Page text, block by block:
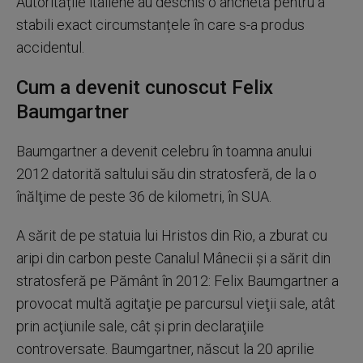
stabili exact circumstanțele în care s-a produs
accidentul.
Cum a devenit cunoscut Felix
Baumgartner
Baumgartner a devenit celebru în toamna anului
2012 datorită saltului său din stratosferă, de la o
înălţime de peste 36 de kilometri, în SUA.
A sărit de pe statuia lui Hristos din Rio, a zburat cu
aripi din carbon peste Canalul Mânecii şi a sărit din
stratosferă pe Pământ în 2012: Felix Baumgartner a
provocat multă agitaţie pe parcursul vieţii sale, atât
prin acţiunile sale, cât şi prin declaraţiile
controversate. Baumgartner, născut la 20 aprilie